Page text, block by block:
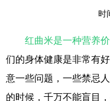
时
红曲米是一种营养
们的身体健康是非常有
意一些问题，一些禁忌
的时候，千万不能盲目